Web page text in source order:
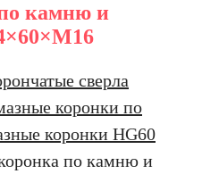
камню и
сверла
коронки по
коронки HG60
по камню и